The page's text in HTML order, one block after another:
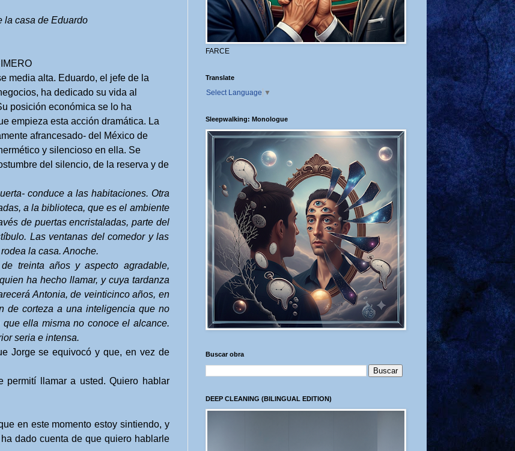
la casa de Eduardo
media alta. Eduardo, el jefe de la
ha dedicado su vida al
posición económica se lo ha
empieza esta acción dramática. La
afrancesado- del México de
y silencioso en ella. Se
del silencio, de la reserva y de
conduce a las habitaciones. Otra
a la biblioteca, que es el ambiente
de puertas encristaladas, parte del
Las ventanas del comedor y las
la casa. Anoche.
treinta años y aspecto agradable,
ha hecho llamar, y cuya tardanza
Antonia, de veinticinco años, en
de corteza a una inteligencia que no
ella misma no conoce el alcance.
seria e intensa.
Jorge se equivocó y que, en vez de
permití llamar a usted. Quiero hablar
en este momento estoy sintiendo, y
dado cuenta de que quiero hablarle
FARCE
Translate
Select Language ▼
Sleepwalking: Monologue
Buscar obra
DEEP CLEANING (BILINGUAL EDITION)